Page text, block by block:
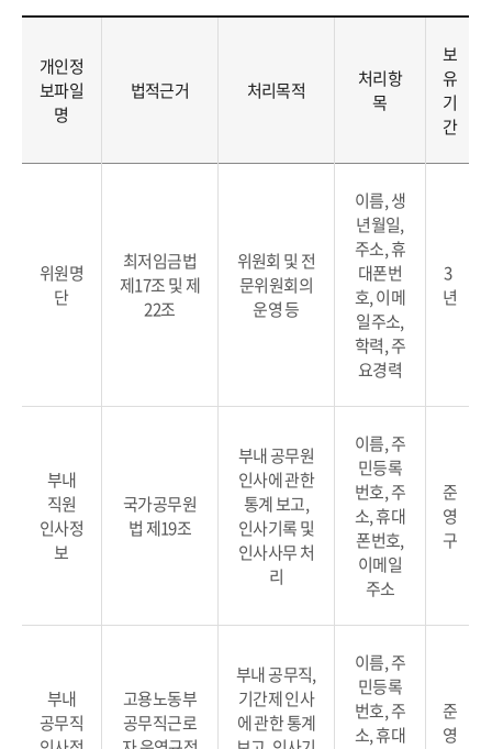
개인정
보파일
명
법적근거 처리목적
처리항
목
보
유
기
간
위원명
단
최저임금법
제17조 및 제
22조
위원회 및 전
문위원회의
운영 등
이름, 생
년월일,
주소, 휴
대폰번
호, 이메
일주소,
학력, 주
요경력
3
년
부내
직원
인사정
보
국가공무원
법 제19조
부내 공무원
인사에 관한
통계 보고,
인사기록 및
인사사무 처
리
이름, 주
민등록
번호, 주
소, 휴대
폰번호,
이메일
주소
준
영
구
부내
공무직
고용노동부
공무직근로
부내 공무직,
기간제 인사
에 관한 통계
이름, 주
민등록
번호, 주
소, 휴대
준
영